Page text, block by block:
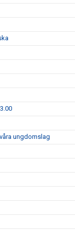
ungdomslag